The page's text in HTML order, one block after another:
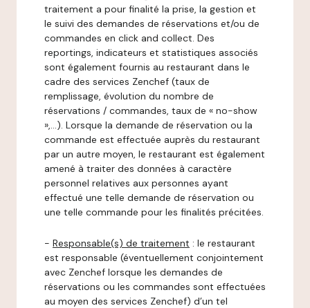
traitement a pour finalité la prise, la gestion et
le suivi des demandes de réservations et/ou de
commandes en click and collect. Des
reportings, indicateurs et statistiques associés
sont également fournis au restaurant dans le
cadre des services Zenchef (taux de
remplissage, évolution du nombre de
réservations / commandes, taux de « no-show
»,…). Lorsque la demande de réservation ou la
commande est effectuée auprès du restaurant
par un autre moyen, le restaurant est également
amené à traiter des données à caractère
personnel relatives aux personnes ayant
effectué une telle demande de réservation ou
une telle commande pour les finalités précitées.
- Responsable(s) de traitement : le restaurant
est responsable (éventuellement conjointement
avec Zenchef lorsque les demandes de
réservations ou les commandes sont effectuées
au moyen des services Zenchef) d’un tel